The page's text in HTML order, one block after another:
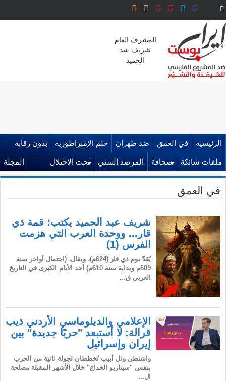
المشرف العام
شريف عبد
الحميد
الرئيسية في العمق ضد طهران حلم الإمبراطورية بدون رقابة
ملفات شائكة صحافة المرصد السني تحت الاحتلال المجلة
في العمق
شريف عبد الحميد يكتب: قمة ذي
قار... ووحدة العرب التي هزمت
الفرس (1)
يُعَدّ يوم ذي قار (624م)، ويقال، (احتمال أواخر سنة
609م وبداية سنة 610م) أحد الأيام الكبرى في التاريخ
العربي ق...
الإعلامي والدبلوماسي الأردني ذيب
قرالة: لا أستبعد "حربًا جديدة" بين
إيران وإسرائيل
واشنطن وتل أبيب تُخططان لجولة ثانية من الحرب
بنفس "سيناريو الخداع" خلال الأشهر المقبلة مصلحة
ال...